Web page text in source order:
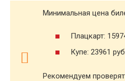
Минимальная цена
Плацкарт:
Купе: 23961
Рекомендуем